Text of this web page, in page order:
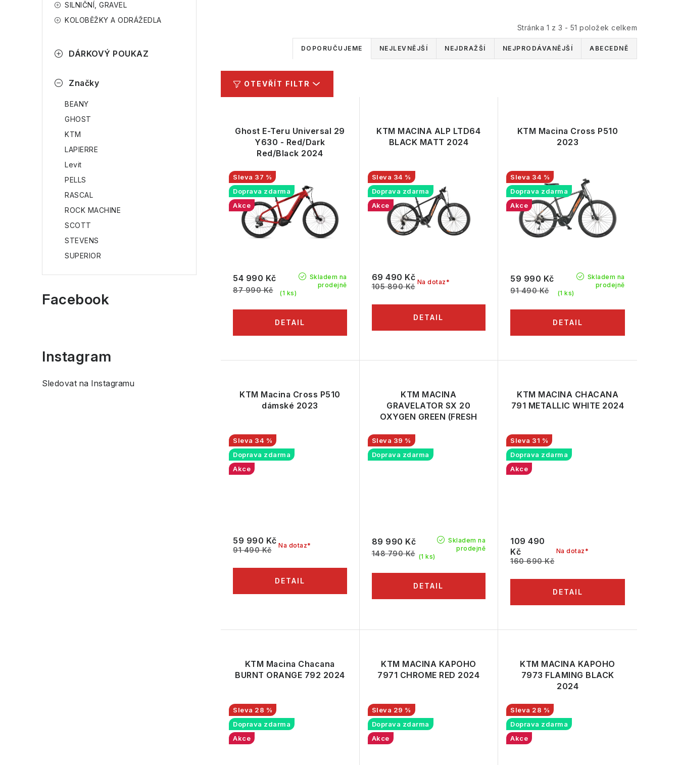
SILNIČNÍ, GRAVEL
KOLOBĚŽKY A ODRÁŽEDLA
DÁRKOVÝ POUKAZ
Značky
BEANY
GHOST
KTM
LAPIERRE
Levit
PELLS
RASCAL
ROCK MACHINE
SCOTT
STEVENS
SUPERIOR
Facebook
Instagram
Sledovat na Instagramu
Stránka 1 z 3 - 51 položek celkem
Ř
a
z
n
í
p
r
o
d
ů
DOPORUČUJEME NEJLEVNĚJŠÍ NEJDRAŽŠÍ NEJPRODÁVANĚJŠÍ ABECEDNĚ
OTEVŘÍT FILTR
s
p
Ghost E-Teru Universal 29
Y630 - Red/Dark
Red/Black 2024
37 %
Doprava zdarma
Akce
Skladem na
prodejně
(1 ks)
54 990 Kč
87 990 Kč
KTM MACINA ALP LTD64
BLACK MATT 2024
34 %
Doprava zdarma
Akce
Na dotaz*
69 490 Kč
105 890 Kč
KTM Macina Cross P510
2023
34 %
Doprava zdarma
Akce
Skladem na
prodejně
(1 ks)
59 990 Kč
91 490 Kč
KTM Macina Cross P510
dámské 2023
34 %
Doprava zdarma
Akce
Na dotaz*
59 990 Kč
91 490 Kč
KTM MACINA
GRAVELATOR SX 20
OXYGEN GREEN (FRESH
39 %
Doprava zdarma
Skladem na
prodejně
(1 ks)
89 990 Kč
148 790 Kč
KTM MACINA CHACANA
791 METALLIC WHITE 2024
31 %
Doprava zdarma
Akce
Na dotaz*
109 490
Kč
160 690 Kč
KTM Macina Chacana
BURNT ORANGE 792 2024
28 %
Doprava zdarma
Akce
KTM MACINA KAPOHO
7971 CHROME RED 2024
29 %
Doprava zdarma
Akce
KTM MACINA KAPOHO
7973 FLAMING BLACK
2024
28 %
Doprava zdarma
Akce